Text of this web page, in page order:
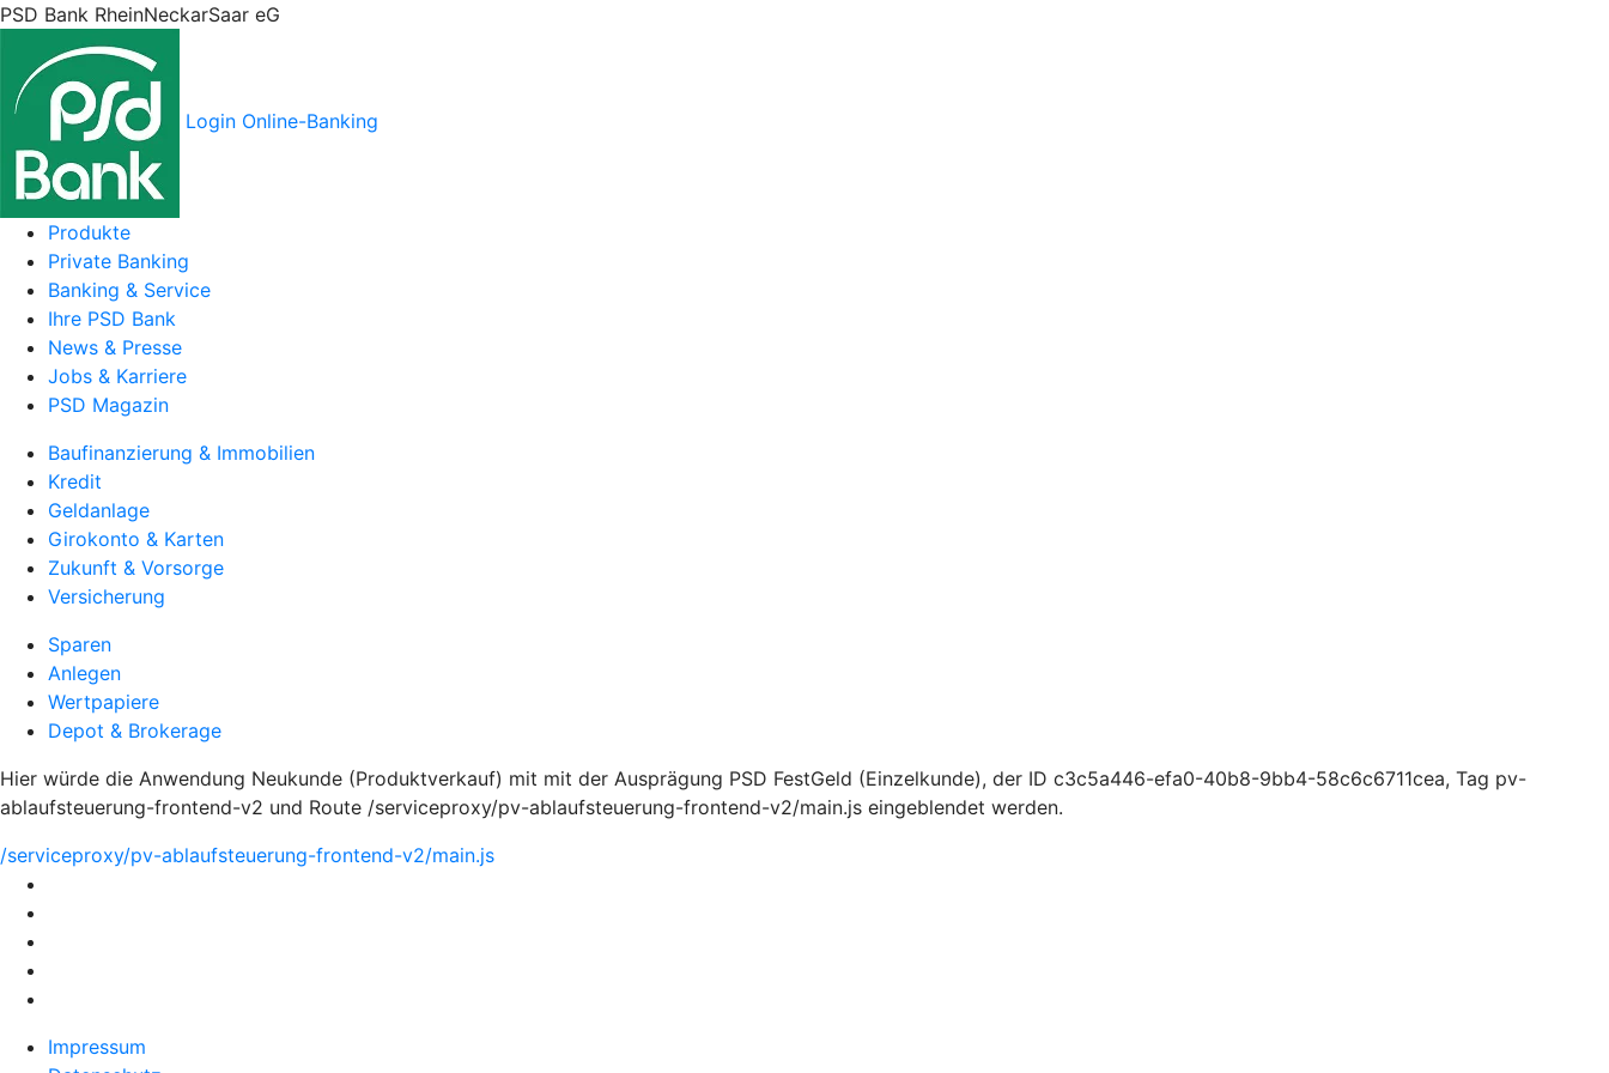
PSD Bank RheinNeckarSaar eG
Login Online-Banking
Produkte
Private Banking
Banking & Service
Ihre PSD Bank
News & Presse
Jobs & Karriere
PSD Magazin
Baufinanzierung & Immobilien
Kredit
Geldanlage
Girokonto & Karten
Zukunft & Vorsorge
Versicherung
Sparen
Anlegen
Wertpapiere
Depot & Brokerage
Hier würde die Anwendung Neukunde (Produktverkauf) mit mit der Ausprägung PSD FestGeld (Einzelkunde), der ID c3c5a446-efa0-40b8-9bb4-58c6c6711cea, Tag pv-
ablaufsteuerung-frontend-v2 und Route /serviceproxy/pv-ablaufsteuerung-frontend-v2/main.js eingeblendet werden.
/serviceproxy/pv-ablaufsteuerung-frontend-v2/main.js
Impressum